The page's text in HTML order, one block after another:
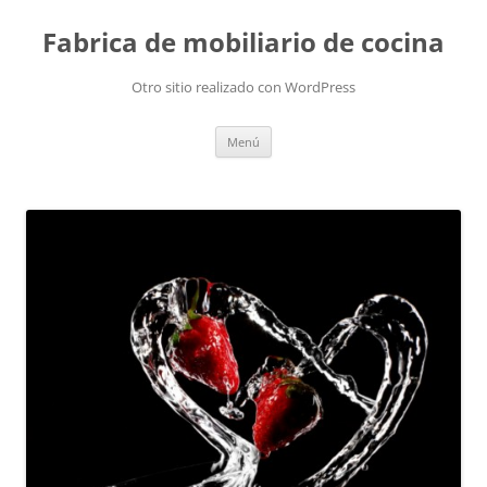
Fabrica de mobiliario de cocina
Otro sitio realizado con WordPress
Menú